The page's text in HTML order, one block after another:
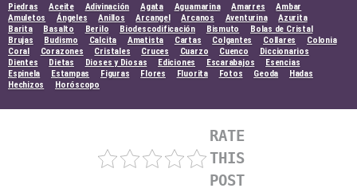
Piedras Aceite Adivinación Agata Aguamarina Amarres
Ambar
Amuletos
Ángeles Anillos Arcangel Arcanos Aventurina
Azurita
Barita
Basalto Berilo Biodescodificación Bismuto
Bolas de Cristal
Brujas
Budismo Calcita Amatista Cartas Colgantes Collares
Colonia
Coral
Corazones Cristales Cruces Cuarzo Cuenco
Diccionarios
Dientes
Dietas Dioses y Diosas Ediciones Escarabajos
Esencias
Espinela
Estampas Figuras Flores Fluorita Fotos Geoda
Hadas
Hechizos
Horóscopo
RATE
THIS
POST